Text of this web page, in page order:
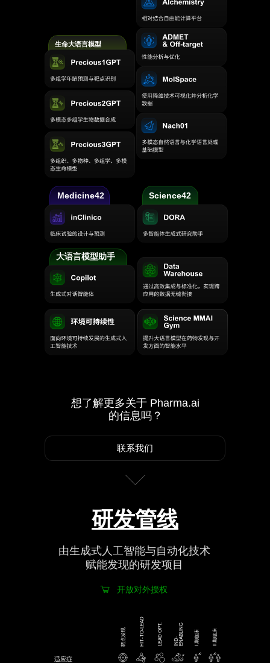
开放对外授权
适应症
II 期临床
I 期临床
I
N
D
-
E
N
A
B
LI
NG
LEAD OPT.
HIT-TO-LEAD
靶点发现
Medicine42 Science42
生命大语言模型
大语言模型助手
联系我们
由生成式人工智能与自动化技术
赋能发现的研发项目
研发管线
想了解更多关于 Pharma.ai
的信息吗？